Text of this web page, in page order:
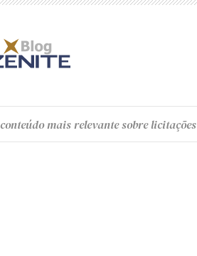
conteúdomais relevante sobre